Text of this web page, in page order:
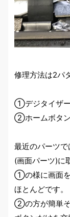
修理方法は2パ
①デジタイザー
②ホームボタン
最近のパーツ
(画面パーツ)に
①の様に画面を
ほとんどです。
②の方が簡単そ